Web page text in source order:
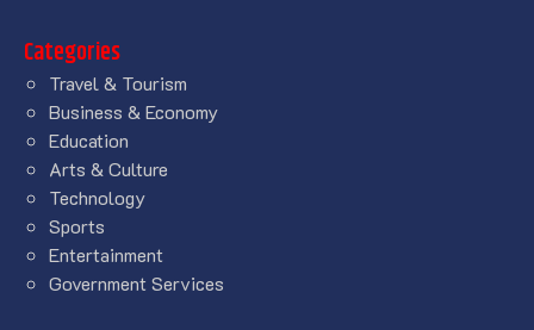
Categories
Travel & Tourism
Business & Economy
Education
Arts & Culture
Technology
Sports
Entertainment
Government Services